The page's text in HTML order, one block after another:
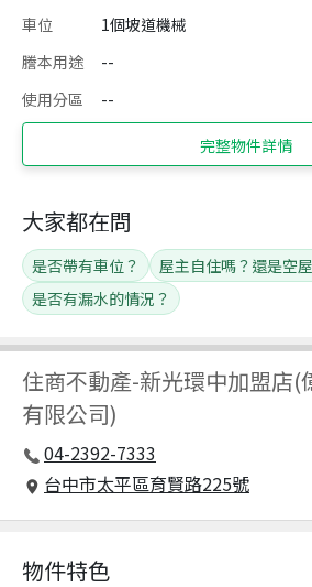
車位
1個坡道機械
謄本用途
--
使用分區
--
完整物件詳情
住商不動產-新光環中加盟店(
有限公司)
04-2392-7333
台中市太平區育賢路225號
大家都在問
是否帶有車位？ 屋主自住嗎？還是空
是否有漏水的情況？
物件特色